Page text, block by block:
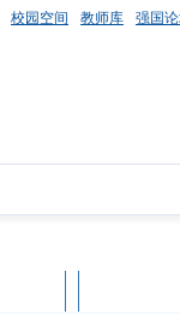
校园空间 教师库 强国